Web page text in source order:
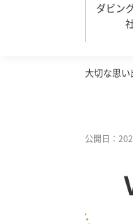
ダビン
大切な思い
公開日：